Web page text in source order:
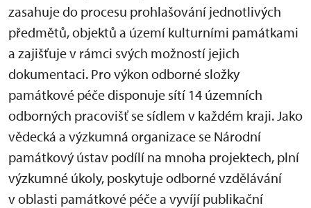
zasahuje do procesu prohlašování jednotlivých
předmětů, objektů a území kulturními památkami
a zajišťuje v rámci svých možností jejich
dokumentaci. Pro výkon odborné složky
památkové péče disponuje sítí 14 územních
odborných pracovišť se sídlem v každém kraji. Jako
vědecká a výzkumná organizace se Národní
památkový ústav podílí na mnoha projektech, plní
výzkumné úkoly, poskytuje odborné vzdělávání
v oblasti památkové péče a vyvíjí publikační